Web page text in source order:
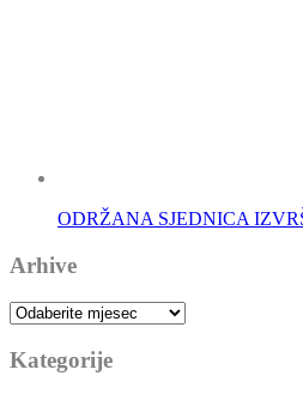
ODRŽANA SJEDNICA
Arhive
Arhive
Kategorije